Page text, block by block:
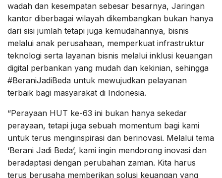
wadah dan kesempatan sebesar besarnya, Jaringan
kantor diberbagai wilayah dikembangkan bukan hanya
dari sisi jumlah tetapi juga kemudahannya, bisnis
melalui anak perusahaan, memperkuat infrastruktur
teknologi serta layanan bisnis melalui inklusi keuangan
digital perbankan yang mudah dan kekinian, sehingga
#BeraniJadiBeda untuk mewujudkan pelayanan
terbaik bagi masyarakat di Indonesia.
“Perayaan HUT ke-63 ini bukan hanya sekedar
perayaan, tetapi juga sebuah momentum bagi kami
untuk terus menginspirasi dan berinovasi. Melalui tema
‘Berani Jadi Beda’, kami ingin mendorong inovasi dan
beradaptasi dengan perubahan zaman. Kita harus
terus berusaha memberikan solusi keuangan yang